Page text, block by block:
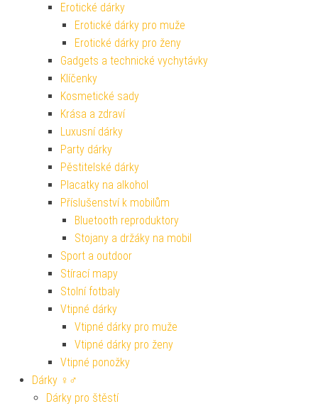
Erotické dárky
Erotické dárky pro muže
Erotické dárky pro ženy
Gadgets a technické vychytávky
Klíčenky
Kosmetické sady
Krása a zdraví
Luxusní dárky
Party dárky
Pěstitelské dárky
Placatky na alkohol
Příslušenství k mobilům
Bluetooth reproduktory
Stojany a držáky na mobil
Sport a outdoor
Stírací mapy
Stolní fotbaly
Vtipné dárky
Vtipné dárky pro muže
Vtipné dárky pro ženy
Vtipné ponožky
Dárky ♀♂
Dárky pro štěstí